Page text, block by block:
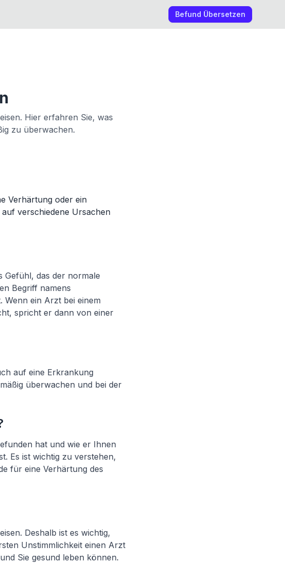
Befund Übersetzen
Hier erfahren Sie, was
zu überwachen.
Verhärtung oder ein
verschiedene Ursachen
Gefühl, das der normale
Begriff namens
ein Arzt bei einem
spricht er dann von einer
auf eine Erkrankung
überwachen und bei der
hat und wie er Ihnen
Es ist wichtig zu verstehen,
für eine Verhärtung des
Deshalb ist es wichtig,
Unstimmlichkeit einen Arzt
Sie gesund leben können.